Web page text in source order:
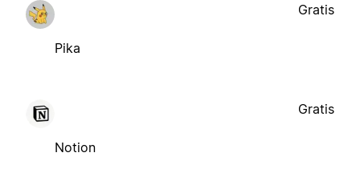
Pika
Gratis
Notion
Gratis